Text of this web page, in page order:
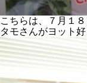
こちらは、７月１
タモさんがヨット